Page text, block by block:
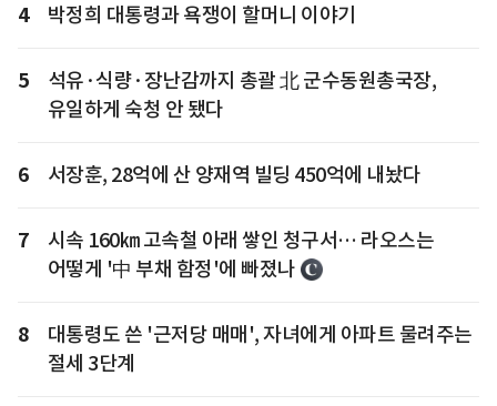
4 박정희 대통령과 욕쟁이 할머니 이야기
5
석유·식량·장난감까지 총괄 北 군수동원총국장,
유일하게 숙청 안 됐다
6 서장훈, 28억에 산 양재역 빌딩 450억에 내놨다
7
시속 160㎞ 고속철 아래 쌓인 청구서… 라오스는
어떻게 '中 부채 함정'에 빠졌나
8
대통령도 쓴 '근저당 매매', 자녀에게 아파트 물려주는
절세 3단계